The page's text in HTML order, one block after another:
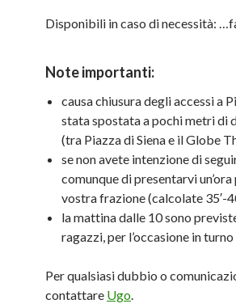
Disponibili in caso di necessità:
Note importanti:
causa chiusura degli accessi a
stata spostata a pochi metri di
(tra Piazza di Siena e il Globe
se non avete intenzione di
comunque di presentarvi
vostra frazione (calcolate 35′-
la mattina dalle 10 sono
ragazzi, per l’occasione in
Per qualsiasi dubbio o
contattare Ugo.